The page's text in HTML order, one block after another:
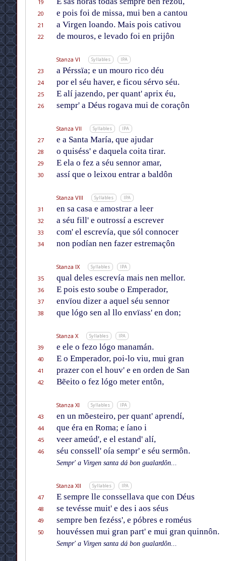
19
20
e pois foi de missa, mui ben a cantou
21
a Virgen loando. Mais pois cativou
22
de mouros, e levado foi en prijôn
Stanza VI Syllables IPA
23 a Pérssïa; e un mouro rico déu
24
por el séu haver, e ficou sérvo séu.
25
E alí jazendo, per quant' aprix éu,
26
sempr' a Déus rogava mui de coraçôn
Stanza VII Syllables IPA
27 e a Santa María, que ajudar
28
o quiséss' e daquela coita tirar.
29
E ela o fez a séu sennor amar,
30
assí que o leixou entrar a baldôn
Stanza VIII Syllables IPA
31 en sa casa e amostrar a leer
32
a séu fill' e outrossí a escrever
33
com' el escrevía, que sól connocer
34
non podían nen fazer estremaçôn
Stanza IX Syllables IPA
35 qual deles escrevía mais nen mellor.
36
E pois esto soube o Emperador,
37
envïou dizer a aquel séu sennor
38
que lógo sen al llo envïass' en don;
Stanza X Syllables IPA
39 e ele o fezo lógo manamán.
40
E o Emperador, poi-lo viu, mui gran
41
prazer con el houv' e en orden de San
42
Bẽeito o fez lógo meter entôn,
Stanza XI Syllables IPA
43 en un mõesteiro, per quant' aprendí,
44
que éra en Roma; e íano i
45
veer ameúd', e el estand' alí,
46
séu conssell' oía sempr' e séu sermôn.
Sempr' a Virgen santa dá bon gualardôn...
Stanza XII Syllables IPA
47 E sempre lle conssellava que con Déus
48
se tevésse muit' e des i aos séus
49
sempre ben fezéss', e póbres e roméus
50
houvéssen mui gran part' e mui gran quinnôn.
Sempr' a Virgen santa dá bon gualardôn...